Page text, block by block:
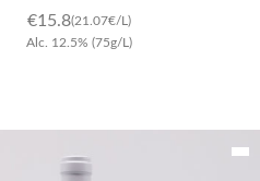
€15.8(21.07€/L)
Alc.
12.5% (75g/L)